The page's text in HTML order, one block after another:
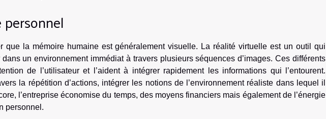
que la mémoire humaine est généralement visuelle. La réalité virtuelle est un outil qui
un environnement immédiat à travers plusieurs séquences d’images. Ces différents
de l’utilisateur et l’aident à intégrer rapidement les informations qui l’entourent.
la répétition d’actions, intégrer les notions de l’environnement réaliste dans lequel il
l’entreprise économise du temps, des moyens financiers mais également de l’énergie
personnel.